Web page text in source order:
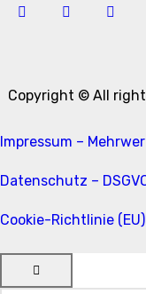
Copyright © All
Impressum –
Datenschutz –
Cookie-Richtlinie (EU)